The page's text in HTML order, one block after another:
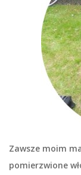
Zawsze moim
pomierzwione